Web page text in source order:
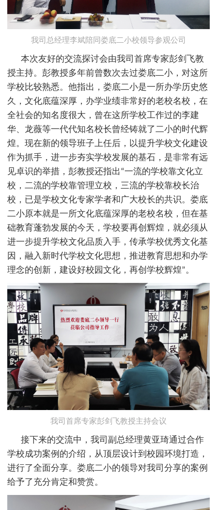
我司总经理李斌陪同娄底二小校领导参观公司
本次友好的交流探讨会由我司首席专家彭剑飞教
授主持。彭教授多年前曾数次去过娄底二小，对这所
学校比较熟悉。他指出，娄底二小是一所办学历史悠
久，文化底蕴深厚，办学业绩非常好的老校名校，在
全社会的知名度很大，曾在这所学校工作过的李建
华、龙薇等一代代知名校长曾经铸就了二小的时代辉
煌。现在新的领导班子上任后，以提升学校文化建设
作为抓手，进一步夯实学校发展的基石，是非常有远
见卓识的举措，彭教授还指出“一流的学校靠文化立
校，二流的学校靠管理立校，三流的学校靠校长治
校，已是学校文化专家学者和广大校长的共识。娄底
二小原本就是一所文化底蕴深厚的老校名校，但在基
础教育蓬勃发展的今天，学校要再创辉煌，就必须从
进一步提升学校文化品质入手，传承学校优秀文化基
因，融入新时代学校文化思想，推进教育思想和办学
理念的创新，建设好校园文化，再创学校辉煌”。
我司首席专家彭剑飞教授主持会议
接下来的交流中，我司副总经理黄亚琦通过合作
学校成功案例的介绍，从顶层设计到校园环境打造，
进行了全面分享。娄底二小的领导对我司分享的案例
给予了充分肯定和赞赏。